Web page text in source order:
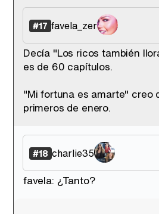
#17 favela_zer
Decía "Los ricos también
es de 60 capítulos.
"Mi fortuna es amarte" creo
primeros de enero.
#18 charlie35
favela: ¿Tanto?